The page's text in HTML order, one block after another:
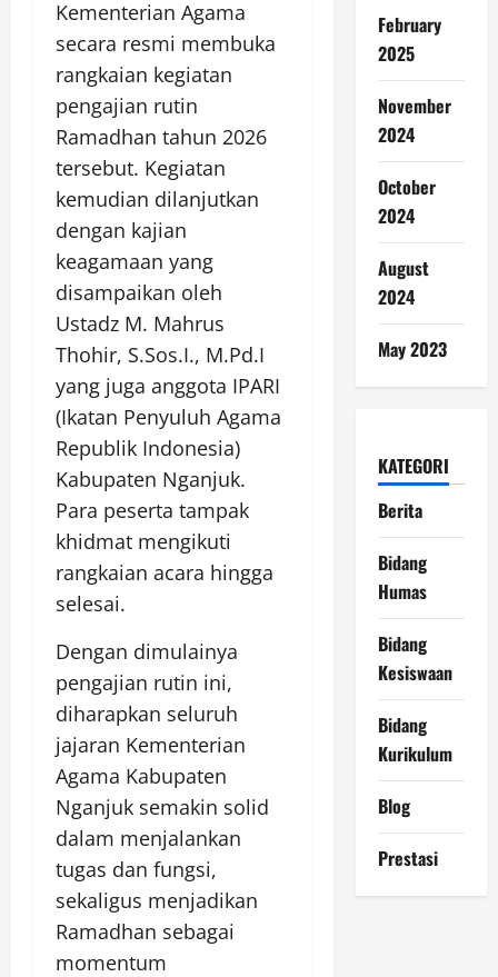
Kementerian Agama
secara resmi membuka
rangkaian kegiatan
pengajian rutin
Ramadhan tahun 2026
tersebut. Kegiatan
kemudian dilanjutkan
dengan kajian
keagamaan yang
disampaikan oleh
Ustadz M. Mahrus
Thohir, S.Sos.I., M.Pd.I
yang juga anggota IPARI
(Ikatan Penyuluh Agama
Republik Indonesia)
Kabupaten Nganjuk.
Para peserta tampak
khidmat mengikuti
rangkaian acara hingga
selesai.
Dengan dimulainya
pengajian rutin ini,
diharapkan seluruh
jajaran Kementerian
Agama Kabupaten
Nganjuk semakin solid
dalam menjalankan
tugas dan fungsi,
sekaligus menjadikan
Ramadhan sebagai
momentum
February
2025
November
2024
October
2024
August
2024
May 2023
KATEGORI
Berita
Bidang
Humas
Bidang
Kesiswaan
Bidang
Kurikulum
Blog
Prestasi